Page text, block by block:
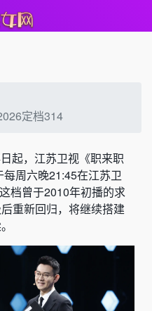
定档314
起，江苏卫视《职来职
周六晚21:45在江苏卫
档曾于2010年初播的求
重新回归，将继续搭建